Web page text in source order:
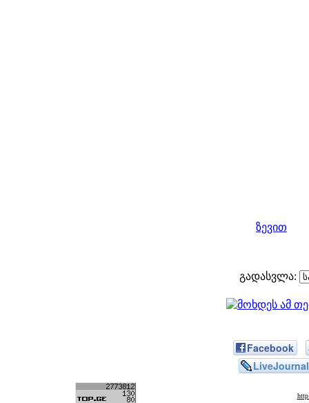
ზევით
გადასვლა:
Facebook
LiveJournal